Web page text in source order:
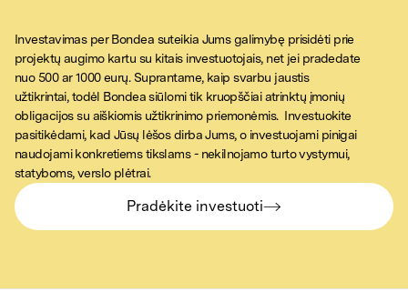
Investavimas per Bondea suteikia Jums galimybę prisidėti prie
projektų augimo kartu su kitais investuotojais, net jei pradedate
nuo 500 ar 1000 eurų. Suprantame, kaip svarbu jaustis
užtikrintai, todėl Bondea siūlomi tik kruopščiai atrinktų įmonių
obligacijos su aiškiomis užtikrinimo priemonėmis. Investuokite
pasitikėdami, kad Jūsų lėšos dirba Jums, o investuojami pinigai
naudojami konkretiems tikslams - nekilnojamo turto vystymui,
statyboms, verslo plėtrai.
Pradėkite investuoti